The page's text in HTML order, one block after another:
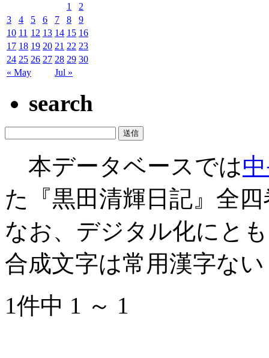
« May Jul »
1
2
3
4 5 6 7 8
9
10 11 12 13 14 15 16
17 18 19 20 21 22 23
24 25 26 27 28 29 30
search
本データベースでは
た『黒田清輝日記』全
なお、デジタル化にと
合成文字は常用漢字な
1件中 1 ～ 1